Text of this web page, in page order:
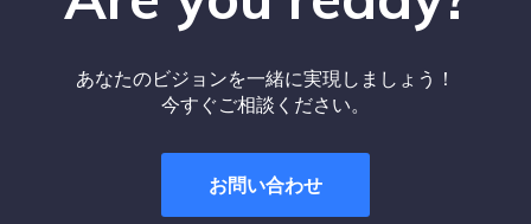
あなたのビジョンを一緒に実現しましょう！
今すぐご相談ください。
お問い合わせ